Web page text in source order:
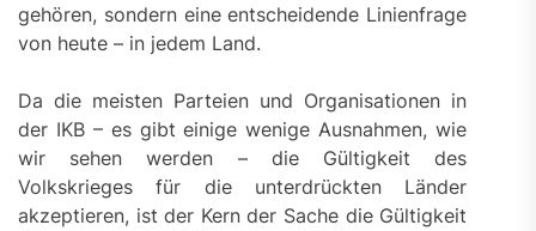
gehören, sondern eine entscheidende Linienfrage
von heute – in jedem Land.
Da die meisten Parteien und Organisationen in
der IKB – es gibt einige wenige Ausnahmen, wie
wir sehen werden – die Gültigkeit des
Volkskrieges für die unterdrückten Länder
akzeptieren, ist der Kern der Sache die Gültigkeit